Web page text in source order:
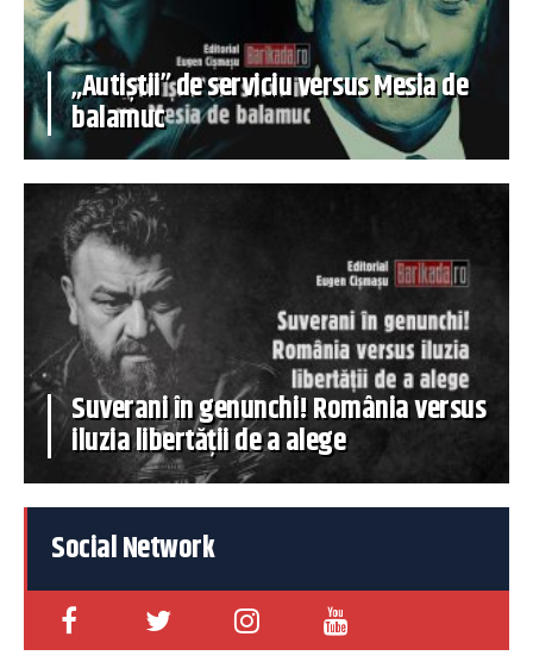
„Autiștii” de serviciu versus Mesia de
balamuc
Suverani în genunchi! România versus
iluzia libertății de a alege
Social Network